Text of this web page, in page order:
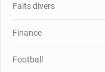
Faits divers
Finance
Football